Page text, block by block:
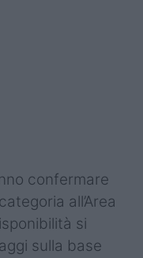
confermare
all’Area
si
sulla base